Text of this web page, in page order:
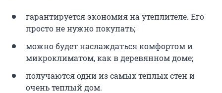
гарантируется экономия на утеплителе. Его
просто не нужно покупать;
можно будет наслаждаться комфортом и
микроклиматом, как в деревянном доме;
получаются одни из самых теплых стен и
очень теплый дом.